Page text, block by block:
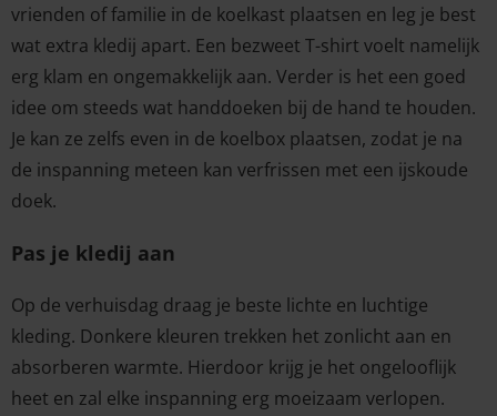
vrienden of familie in de koelkast plaatsen en leg je best
wat extra kledij apart. Een bezweet T-shirt voelt namelijk
erg klam en ongemakkelijk aan. Verder is het een goed
idee om steeds wat handdoeken bij de hand te houden.
Je kan ze zelfs even in de koelbox plaatsen, zodat je na
de inspanning meteen kan verfrissen met een ijskoude
doek.
Pas je kledij aan
Op de verhuisdag draag je beste lichte en luchtige
kleding. Donkere kleuren trekken het zonlicht aan en
absorberen warmte. Hierdoor krijg je het ongelooflijk
heet en zal elke inspanning erg moeizaam verlopen.